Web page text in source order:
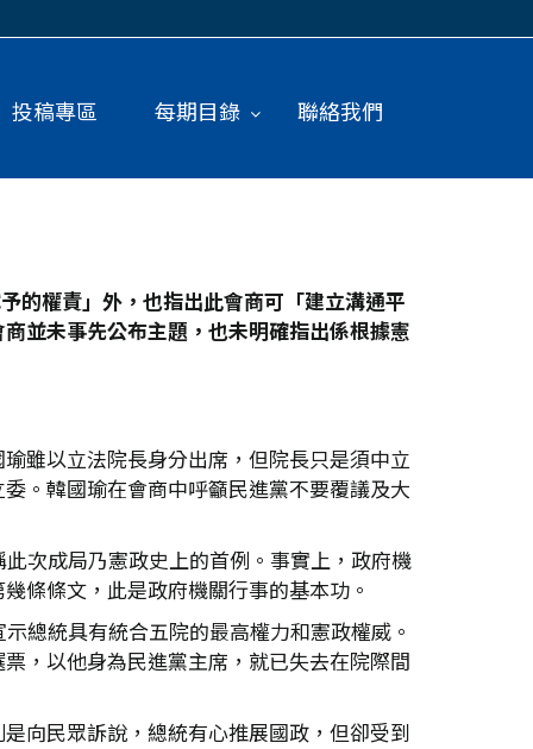
投稿專區 每期目錄 聯絡我們
的權責」外，也指出此會商可「建立溝通平
並未事先公布主題，也未明確指出係根據憲
雖以立法院長身分出席，但院長只是須中立
。韓國瑜在會商中呼籲民進黨不要覆議及大
次成局乃憲政史上的首例。事實上，政府機
條條文，此是政府機關行事的基本功。
總統具有統合五院的最高權力和憲政權威。
，以他身為民進黨主席，就已失去在院際間
向民眾訴說，總統有心推展國政，但卻受到